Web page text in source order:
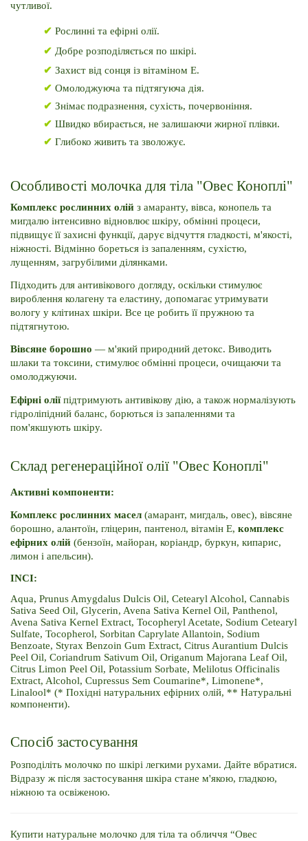
чутливої.
✔ Рослинні та ефірні олії.
✔ Добре розподіляється по шкірі.
✔ Захист від сонця із вітаміном E.
✔ Омолоджуюча та підтягуюча дія.
✔ Знімає подразнення, сухість, почервоніння.
✔ Швидко вбирається, не залишаючи жирної плівки.
✔ Глибоко живить та зволожує.
Особливості молочка для тіла "Овес Коноплі"
Комплекс рослинних олій з амаранту, вівса, конопель та
мигдалю інтенсивно відновлює шкіру, обмінні процеси,
підвищує її захисні функції, дарує відчуття гладкості, м'якості,
ніжності. Відмінно бореться із запаленням, сухістю,
лущенням, загрубілими ділянками.
Підходить для антивікового догляду, оскільки стимулює
вироблення колагену та еластину, допомагає утримувати
вологу у клітинах шкіри. Все це робить її пружною та
підтягнутою.
Вівсяне борошно — м'який природний детокс. Виводить
шлаки та токсини, стимулює обмінні процеси, очищаючи та
омолоджуючи.
Ефірні олії підтримують антивікову дію, а також нормалізують
гідроліпідний баланс, борються із запаленнями та
пом'якшують шкіру.
Склад регенераційної олії "Овес Коноплі"
Активні компоненти:
Комплекс рослинних масел (амарант, мигдаль, овес), вівсяне
борошно, алантоїн, гліцерин, пантенол, вітамін Е, комплекс
ефірних олій (бензоїн, майоран, коріандр, буркун, кипарис,
лимон і апельсин).
INCI:
Aqua, Prunus Amygdalus Dulcis Oil, Cetearyl Alcohol, Cannabis
Sativa Seed Oil, Glycerin, Avena Sativa Kernel Oil, Panthenol,
Avena Sativa Kernel Extract, Tocopheryl Acetate, Sodium Cetearyl
Sulfate, Tocopherol, Sorbitan Caprylate Allantoin, Sodium
Benzoate, Styrax Benzoin Gum Extract, Citrus Aurantium Dulcis
Peel Oil, Coriandrum Sativum Oil, Origanum Majorana Leaf Oil,
Citrus Limon Peel Oil, Potassium Sorbate, Melilotus Officinalis
Extract, Alcohol, Cupressus Sem Coumarine*, Limonene*,
Linalool* (* Похідні натуральних ефірних олій, ** Натуральні
компоненти).
Спосіб застосування
Розподіліть молочко по шкірі легкими рухами. Дайте вбратися.
Відразу ж після застосування шкіра стане м'якою, гладкою,
ніжною та освіженою.
Купити натуральне молочко для тіла та обличчя “Овес